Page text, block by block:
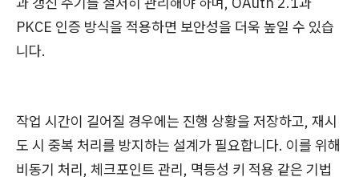
PKCE 인증 방식을 적용하면 보안성을 더욱 높일 수 있습
니다.
작업 시간이 길어질 경우에는 진행 상황을 저장하고, 재시
도 시 중복 처리를 방지하는 설계가 필요합니다. 이를 위해
비동기 처리, 체크포인트 관리, 멱등성 키 적용 같은 기법